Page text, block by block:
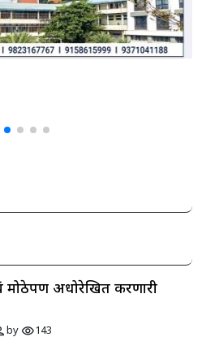
मोठेपण अधोरेखित करणारी
byvisibility143